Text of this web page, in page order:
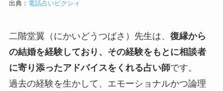
出典： 電話占いピクシィ
二階堂翼（にかいどうつばさ）先生は、 復縁から
の結婚を経験しており、その経験をもとに相談者
に寄り添ったアドバイスをくれる占い師です。
過去の経験を生かして、エモーショナルかつ論理